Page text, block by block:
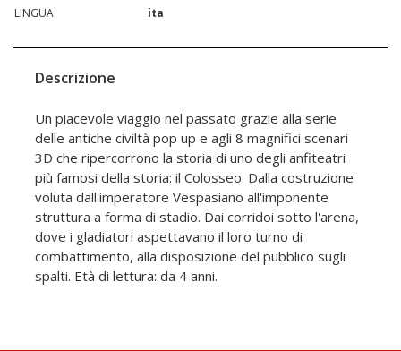
LINGUA
ita
Descrizione
Un piacevole viaggio nel passato grazie alla serie
delle antiche civiltà pop up e agli 8 magnifici scenari
3D che ripercorrono la storia di uno degli anfiteatri
più famosi della storia: il Colosseo. Dalla costruzione
voluta dall'imperatore Vespasiano all'imponente
struttura a forma di stadio. Dai corridoi sotto l'arena,
dove i gladiatori aspettavano il loro turno di
combattimento, alla disposizione del pubblico sugli
spalti. Età di lettura: da 4 anni.